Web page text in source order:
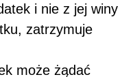
i nie z jej winy
zatrzymuje
może żądać